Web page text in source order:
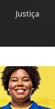
Justiça